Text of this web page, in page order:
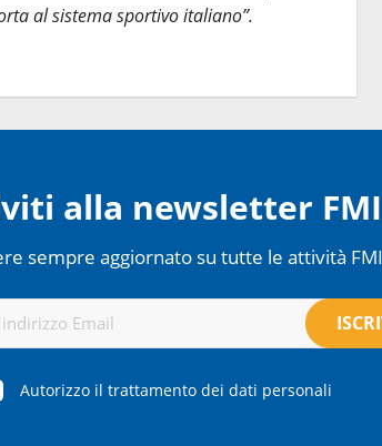
al sistema sportivo italiano”.
alla newsletter FMI
sempre aggiornato su tutte le attività FMI
Autorizzo il trattamento dei dati personali